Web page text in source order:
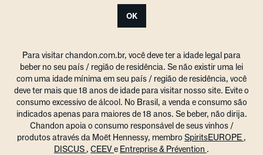
OK
Para visitar chandon.com.br, você deve ter a idade legal para
beber no seu país / região de residência. Se não existir uma lei
com uma idade mínima em seu país / região de residência, você
deve ter mais que 18 anos de idade para visitar nosso site. Evite o
consumo excessivo de álcool. No Brasil, a venda e consumo são
indicados apenas para maiores de 18 anos. Se beber, não dirija.
Chandon apoia o consumo responsável de seus vinhos /
produtos através da Moët Hennessy, membro SpiritsEUROPE ,
DISCUS , CEEVe Entreprise & Prévention .